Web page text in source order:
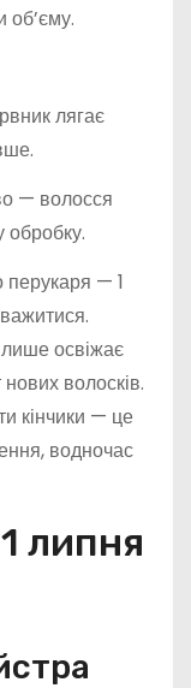
об’єму.
лягає
— волосся
обробку.
перукаря — 1
освіжає
волосків.
кінчики — це
водночас
липня